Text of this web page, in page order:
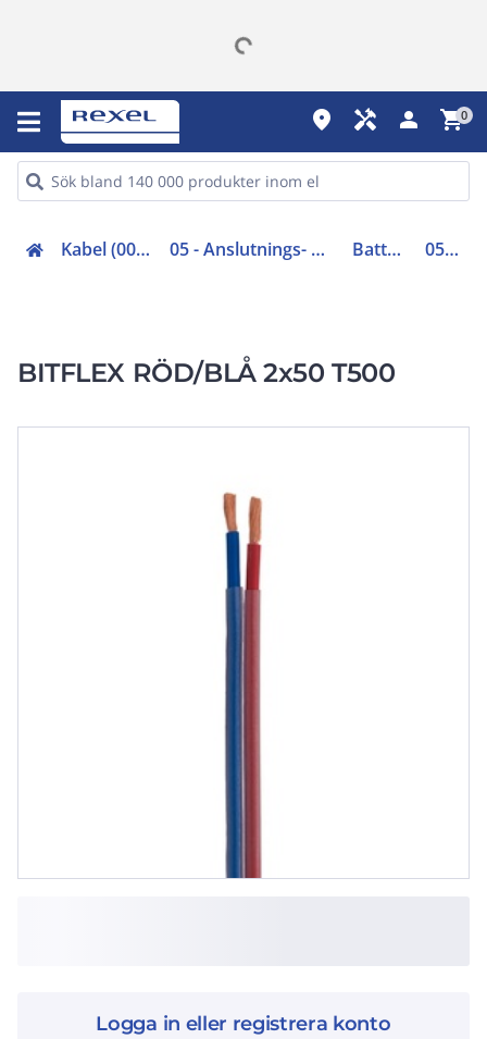
place handyman person shopping_cart0
Kabel (00-05, 48-49) 05 - Anslutnings- och gummikabel Batterikabel 0506575
BITFLEX RÖD/BLÅ 2x50 T500
Logga in eller registrera konto